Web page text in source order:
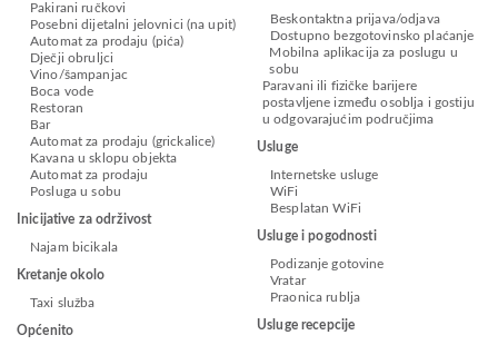
Pakirani ručkovi
Posebni dijetalni jelovnici (na upit)
Automat za prodaju (pića)
Dječji obruljci
Vino/šampanjac
Boca vode
Restoran
Bar
Automat za prodaju (grickalice)
Kavana u sklopu objekta
Automat za prodaju
Posluga u sobu
Inicijative za održivost
Najam bicikala
Kretanje okolo
Taxi služba
Općenito
Beskontaktna prijava/odjava
Dostupno bezgotovinsko plaćanje
Mobilna aplikacija za poslugu u
sobu
Paravani ili fizičke barijere
postavljene između osoblja i gostiju
u odgovarajućim područjima
Usluge
Internetske usluge
WiFi
Besplatan WiFi
Usluge i pogodnosti
Podizanje gotovine
Vratar
Praonica rublja
Usluge recepcije